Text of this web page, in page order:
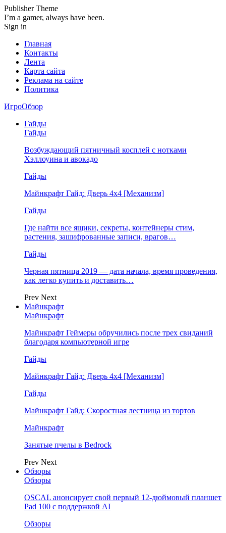
Publisher Theme
I’m a gamer, always have been.
Sign in
Главная
Контакты
Лента
Карта сайта
Реклама на сайте
Политика
ИгроОбзор
Гайды
Гайды
Возбуждающий пятничный косплей с нотками
Хэллоуина и авокадо
Гайды
Майнкрафт Гайд: Дверь 4х4 [Механизм]
Гайды
Где найти все ящики, секреты, контейнеры стим,
растения, зашифрованные записи, врагов…
Гайды
Черная пятница 2019 — дата начала, время проведения,
как легко купить и доставить…
Prev Next
Майнкрафт
Майнкрафт
Майнкрафт Геймеры обручились после трех свиданий
благодаря компьютерной игре
Гайды
Майнкрафт Гайд: Дверь 4х4 [Механизм]
Гайды
Майнкрафт Гайд: Скоростная лестница из тортов
Майнкрафт
Занятые пчелы в Bedrock
Prev Next
Обзоры
Обзоры
OSCAL анонсирует свой первый 12-дюймовый планшет
Pad 100 с поддержкой AI
Обзоры